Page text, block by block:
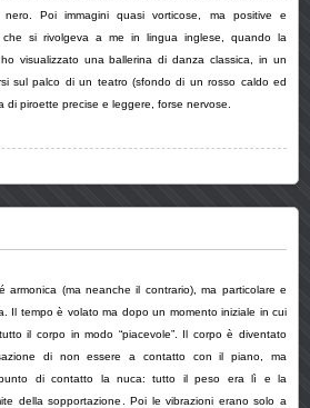
Poi immagini quasi vorticose, ma positive e
si rivolgeva a me in lingua inglese, quando la
visualizzato una ballerina di danza classica, in un
sul palco di un teatro (sfondo di un rosso caldo ed
di piroette precise e leggere, forse nervose.
armonica (ma neanche il contrario), ma particolare e
Il tempo è volato ma dopo un momento iniziale in cui
il corpo in modo “piacevole”. Il corpo è diventato
di non essere a contatto con il piano, ma
punto di contatto la nuca: tutto il peso era lì e la
della sopportazione. Poi le vibrazioni erano solo a